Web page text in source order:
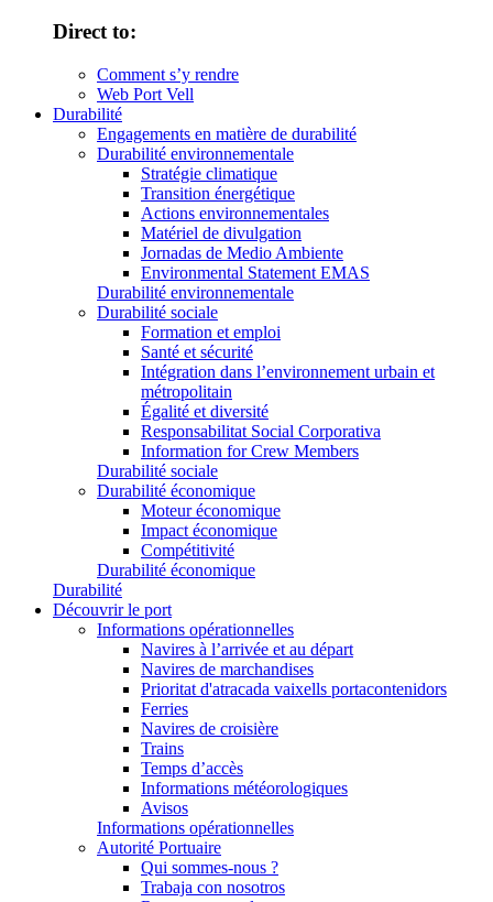
Direct to:
Comment s’y rendre
Web Port Vell
Durabilité
Engagements en matière de durabilité
Durabilité environnementale
Stratégie climatique
Transition énergétique
Actions environnementales
Matériel de divulgation
Jornadas de Medio Ambiente
Environmental Statement EMAS
Durabilité environnementale
Durabilité sociale
Formation et emploi
Santé et sécurité
Intégration dans l’environnement urbain et
métropolitain
Égalité et diversité
Responsabilitat Social Corporativa
Information for Crew Members
Durabilité sociale
Durabilité économique
Moteur économique
Impact économique
Compétitivité
Durabilité économique
Durabilité
Découvrir le port
Informations opérationnelles
Navires à l’arrivée et au départ
Navires de marchandises
Prioritat d'atracada vaixells portacontenidors
Ferries
Navires de croisière
Trains
Temps d’accès
Informations météorologiques
Avisos
Informations opérationnelles
Autorité Portuaire
Qui sommes-nous ?
Trabaja con nosotros